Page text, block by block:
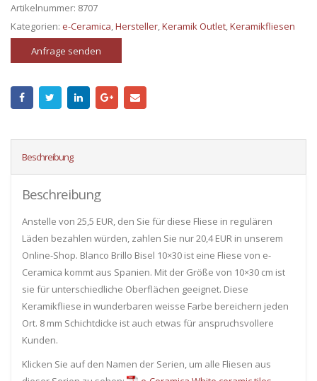
Artikelnummer: 8707
Kategorien: e-Ceramica,Hersteller,Keramik Outlet,Keramikfliesen
Anfrage senden
Beschreibung
Beschreibung
Anstelle von 25,5 EUR, den Sie für diese Fliese in regulären
Läden bezahlen würden, zahlen Sie nur 20,4 EUR in unserem
Online-Shop. Blanco Brillo Bisel 10×30 ist eine Fliese von e-
Ceramica kommt aus Spanien. Mit der Größe von 10×30 cm ist
sie für unterschiedliche Oberflächen geeignet. Diese
Keramikfliese in wunderbaren weisse Farbe bereichern jeden
Ort. 8 mm Schichtdicke ist auch etwas für anspruchsvollere
Kunden.
Klicken Sie auf den Namen der Serien, um alle Fliesen ​​aus